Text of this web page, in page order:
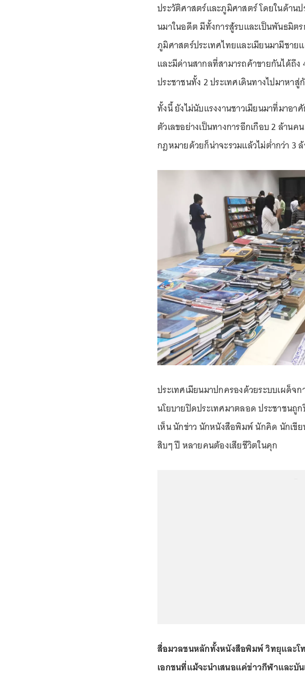
ประวัติศาสตร์และภูมิศาสตร์ โดยในด้าน
นมาในอดีต มีทั้งการสู้รบและเป็นพันธมิต
ภูมิศาสตร์ประเทศไทยและเมียนมามีชาย
และมีด่านสากลที่สามารถค้าขายกันได้ถึ
ประชาชนทั้ง 2 ประเทศเดินทางไปมาหา
ทั้งนี้ ยังไม่นับแรงงานชาวเมียนมาที่มาอา
ตัวเลขอย่างเป็นทางการอีกเกือบ 2 ล้าน
กฎหมายด้วยก็น่าจะรวมแล้วไม่ต่ำกว่า 3
ประเทศเมียนมาปกครองด้วยระบบเผด็จ
นโยบายปิดประเทศมาตลอด ประชาชนถู
เห็น นักข่าว นักหนังสือพิมพ์ นักคิด นักเขีย
สิบๆ ปี หลายคนต้องเสียชีวิตในคุก
สื่อมวลชนหลักทั้งหนังสือพิมพ์ วิทยุและโ
เอกชนที่แม้จะนำเสนอแค่ข่าวกีฬาและบั